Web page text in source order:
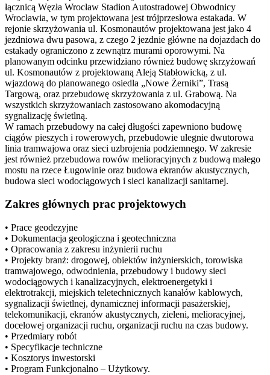
łącznicą Węzła Wrocław Stadion Autostradowej Obwodnicy
Wrocławia, w tym projektowana jest trójprzesłowa estakada. W
rejonie skrzyżowania ul. Kosmonautów projektowana jest jako 4
jezdniowa dwu pasowa, z czego 2 jezdnie główne na dojazdach do
estakady ograniczono z zewnątrz murami oporowymi. Na
planowanym odcinku przewidziano również budowę skrzyżowań
ul. Kosmonautów z projektowaną Aleją Stabłowicką, z ul.
wjazdową do planowanego osiedla „Nowe Żerniki”, Trasą
Targową, oraz przebudowę skrzyżowania z ul. Grabową. Na
wszystkich skrzyżowaniach zastosowano akomodacyjną
sygnalizację świetlną.
W ramach przebudowy na całej długości zapewniono budowę
ciągów pieszych i rowerowych, przebudowie ulegnie dwutorowa
linia tramwajowa oraz sieci uzbrojenia podziemnego. W zakresie
jest również przebudowa rowów melioracyjnych z budową małego
mostu na rzece Ługowinie oraz budowa ekranów akustycznych,
budowa sieci wodociągowych i sieci kanalizacji sanitarnej.
Zakres głównych prac projektowych
• Prace geodezyjne
• Dokumentacja geologiczna i geotechniczna
• Opracowania z zakresu inżynierii ruchu
• Projekty branż: drogowej, obiektów inżynierskich, torowiska
tramwajowego, odwodnienia, przebudowy i budowy sieci
wodociągowych i kanalizacyjnych, elektroenergetyki i
elektrotrakcji, miejskich teletechnicznych kanałów kablowych,
sygnalizacji świetlnej, dynamicznej informacji pasażerskiej,
telekomunikacji, ekranów akustycznych, zieleni, melioracyjnej,
docelowej organizacji ruchu, organizacji ruchu na czas budowy.
• Przedmiary robót
• Specyfikacje techniczne
• Kosztorys inwestorski
• Program Funkcjonalno – Użytkowy.